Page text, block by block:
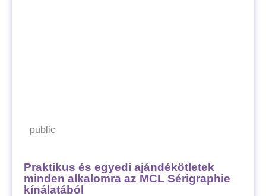
public
Praktikus és egyedi ajándékötletek
minden alkalomra az MCL Sérigraphie
kínálatából